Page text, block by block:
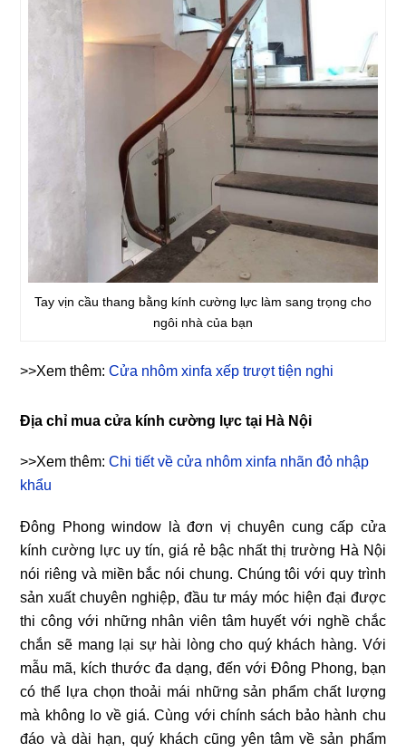
Tay vịn cầu thang bằng kính cường lực làm sang trọng cho
ngôi nhà của bạn
>>Xem thêm:Cửa nhôm xinfa xếp trượt tiện nghi
Địa chỉ mua cửa kính cường lực tại Hà Nội
>>Xem thêm:Chi tiết về cửa nhôm xinfa nhãn đỏ nhập
khẩu
Đông Phong window là đơn vị chuyên cung cấp cửa
kính cường lực uy tín, giá rẻ bậc nhất thị trường Hà Nội
nói riêng và miền bắc nói chung. Chúng tôi với quy trình
sản xuất chuyên nghiệp, đầu tư máy móc hiện đại được
thi công với những nhân viên tâm huyết với nghề chắc
chắn sẽ mang lại sự hài lòng cho quý khách hàng. Với
mẫu mã, kích thước đa dạng, đến với Đông Phong, bạn
có thể lựa chọn thoải mái những sản phẩm chất lượng
mà không lo về giá. Cùng với chính sách bảo hành chu
đáo và dài hạn, quý khách cũng yên tâm về sản phẩm